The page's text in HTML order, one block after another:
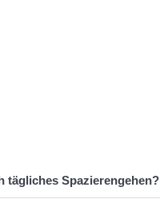
tägliches Spazierengehen?